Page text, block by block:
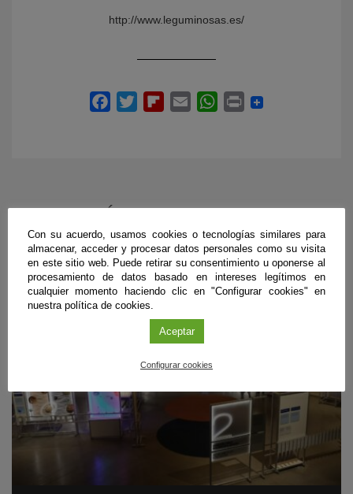
http://www.leguminosas.es/
PRÓXIMOS EVENTOS
Con su acuerdo, usamos cookies o tecnologías similares para
almacenar, acceder y procesar datos personales como su visita
en este sitio web. Puede retirar su consentimiento u oponerse al
procesamiento de datos basado en intereses legítimos en
cualquier momento haciendo clic en "Configurar cookies" en
nuestra política de cookies.
Aceptar
Configurar cookies